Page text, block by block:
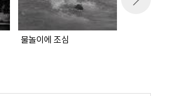
물놀이에 조심